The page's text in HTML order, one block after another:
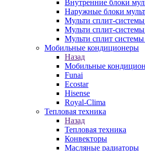
Внутренние блоки
Наружные блоки
Мульти сплит-
Мульти сплит-
Мульти сплит
Мобильные кондиционеры
Назад
Мобильные
Funai
Ecostar
Hisense
Royal-Clima
Тепловая техника
Назад
Тепловая техника
Конвекторы
Масляные радиаторы